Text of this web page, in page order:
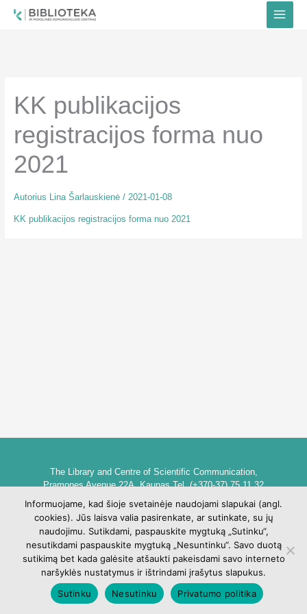
KK publikacijos
registracijos forma nuo
2021
Autorius Lina Šarlauskienė / 2021-01-08
KK publikacijos registracijos forma nuo 2021
The Library and Centre of Scientific Communication,
Pramones Avenue 22A, Kaunas Tel. (+370-37) 75 11 32
biblioteka@go.kauko.lt
Head of the Library dr. Lina Šarlauskienė
Kauno kolegijos biblioteka ir mokslinės komunikacijos centras,
Pramonės pr. 22A, Kaunas Tel. +370 (37) 75 11 32
biblioteka@go.kauko.lt
Bibliotekos vadovė Lina Šarlauskienė
Informuojame, kad šioje svetainėje naudojami slapukai (angl.
cookies). Jūs laisva valia pasirenkate, ar sutinkate, su jų
naudojimu. Sutikdami, paspauskite mygtuką „Sutinku“,
nesutikdami paspauskite mygtuką „Nesuntinku“. Savo duotą
sutikimą bet kada galėsite atšaukti pakeisdami savo interneto
naršyklės nustatymus ir ištrindami įrašytus slapukus.
Sutinku
Nesutinku Privatumo politika